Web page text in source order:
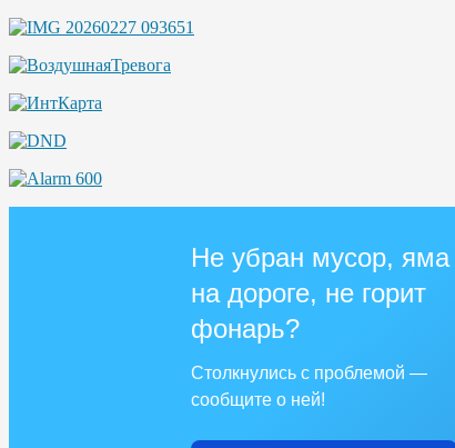
Не убран мусор, яма
на дороге, не горит
фонарь?
Столкнулись с проблемой —
сообщите о ней!